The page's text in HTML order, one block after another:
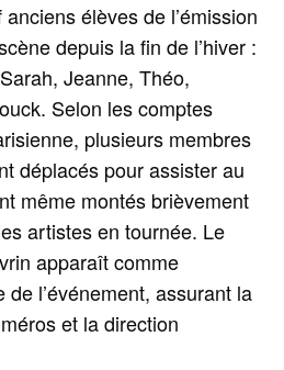
élèves de l’émission
depuis la fin de l’hiver :
Jeanne, Théo,
Selon les comptes
plusieurs membres
déplacés pour assister au
même montés brièvement
artistes en tournée. Le
apparaît comme
l’événement, assurant la
et la direction